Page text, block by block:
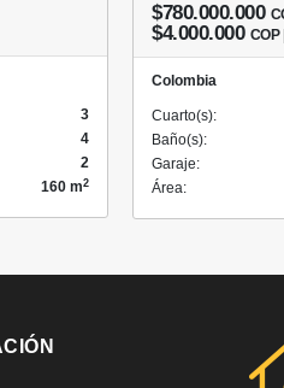
3
4
2
160 m2
$780.000.000
$4.000.000 COP
Colombia
Cuarto(s):
Baño(s):
Garaje:
Área: